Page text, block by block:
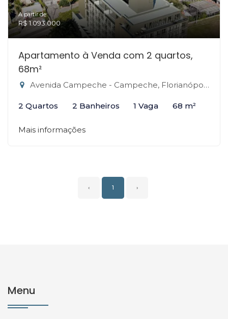
A partir de:
R$ 1.093.000
Apartamento à Venda com 2 quartos,
68m²
Avenida Campeche - Campeche, Florianópolis-SC
2 Quartos 2 Banheiros 1 Vaga 68 m²
Mais informações
‹ 1 ›
Menu